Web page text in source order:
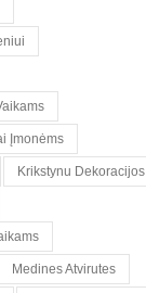
Įmonėms
Krikstynu Dekoracijos
Medines Atvirutes